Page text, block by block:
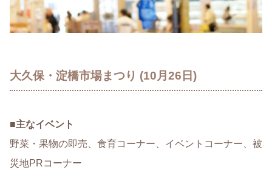
大久保・淀橋市場まつり (10月26日)
■主なイベント
野菜・果物の即売、食育コーナー、イベントコーナー、被
災地PRコーナー